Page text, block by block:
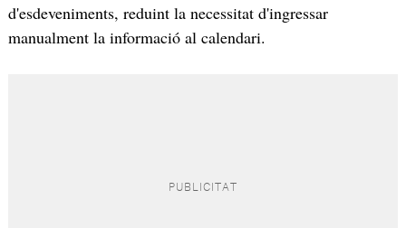
d'esdeveniments, reduint la necessitat d'ingressar
manualment la informació al calendari.